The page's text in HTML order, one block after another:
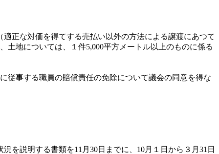
正な対価を得てする売払い以外の方法による譲渡にあつて
土地については、１件5,000平方メートル以上のものに係る
従事する職員の賠償責任の免除について議会の同意を得な
を説明する書類を11月30日までに、10月１日から３月31日